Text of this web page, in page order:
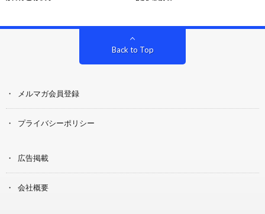
Back to Top
メルマガ会員登録
プライバシーポリシー
広告掲載
会社概要